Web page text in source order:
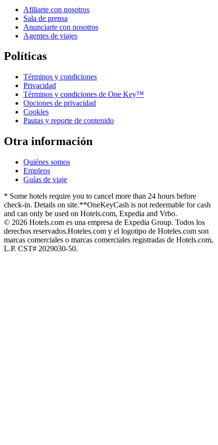
Afiliarte con nosotros
Sala de prensa
Anunciarte con nosotros
Agentes de viajes
Políticas
Términos y condiciones
Privacidad
Términos y condiciones de One Key™
Opciones de privacidad
Cookies
Pautas y reporte de contenido
Otra información
Quiénes somos
Empleos
Guías de viaje
* Some hotels require you to cancel more than 24 hours before
check-in. Details on site.**OneKeyCash is not redeemable for cash
and can only be used on Hotels.com, Expedia and Vrbo.
© 2026 Hotels.com es una empresa de Expedia Group. Todos los
derechos reservados.Hoteles.com y el logotipo de Hoteles.com son
marcas comerciales o marcas comerciales registradas de Hotels.com,
L.P. CST# 2029030-50.